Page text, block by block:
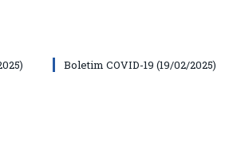
Boletim COVID-19 (19/02/2025)